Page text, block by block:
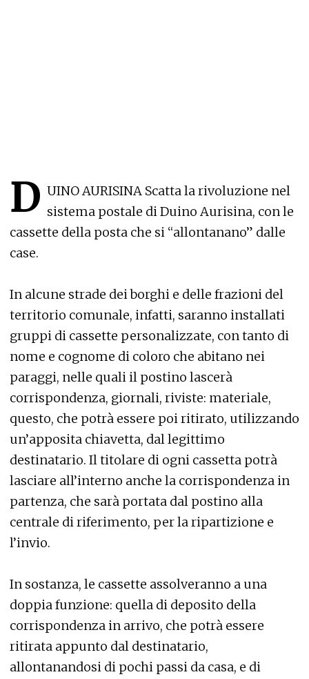
D UINO AURISINA Scatta la rivoluzione nel
sistema postale di Duino Aurisina, con le
cassette della posta che si “allontanano” dalle
case.
In alcune strade dei borghi e delle frazioni del
territorio comunale, infatti, saranno installati
gruppi di cassette personalizzate, con tanto di
nome e cognome di coloro che abitano nei
paraggi, nelle quali il postino lascerà
corrispondenza, giornali, riviste: materiale,
questo, che potrà essere poi ritirato, utilizzando
un’apposita chiavetta, dal legittimo
destinatario. Il titolare di ogni cassetta potrà
lasciare all’interno anche la corrispondenza in
partenza, che sarà portata dal postino alla
centrale di riferimento, per la ripartizione e
l’invio.
In sostanza, le cassette assolveranno a una
doppia funzione: quella di deposito della
corrispondenza in arrivo, che potrà essere
ritirata appunto dal destinatario,
allontanandosi di pochi passi da casa, e di